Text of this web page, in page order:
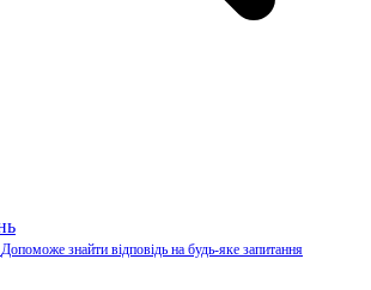
Допоможе знайти відповідь на будь-яке запитання